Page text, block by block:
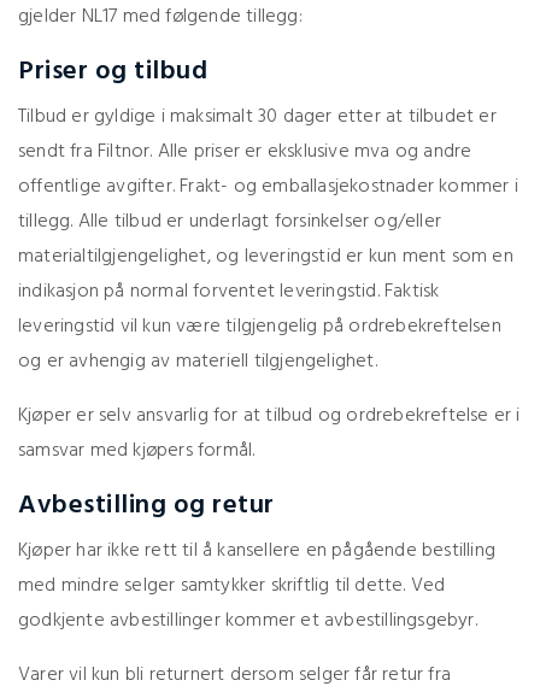
gjelder NL17 med følgende tillegg:
Priser og tilbud
Tilbud er gyldige i maksimalt 30 dager etter at tilbudet er
sendt fra Filtnor. Alle priser er eksklusive mva og andre
offentlige avgifter. Frakt- og emballasjekostnader kommer i
tillegg. Alle tilbud er underlagt forsinkelser og/eller
materialtilgjengelighet, og leveringstid er kun ment som en
indikasjon på normal forventet leveringstid. Faktisk
leveringstid vil kun være tilgjengelig på ordrebekreftelsen
og er avhengig av materiell tilgjengelighet.
Kjøper er selv ansvarlig for at tilbud og ordrebekreftelse er i
samsvar med kjøpers formål.
Avbestilling og retur
Kjøper har ikke rett til å kansellere en pågående bestilling
med mindre selger samtykker skriftlig til dette. Ved
godkjente avbestillinger kommer et avbestillingsgebyr.
Varer vil kun bli returnert dersom selger får retur fra